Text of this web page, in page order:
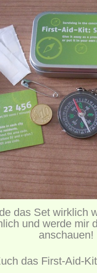
das Set wirklich
und werde mir
anschauen!
das First-Aid-